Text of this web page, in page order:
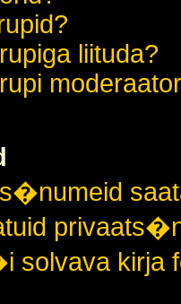
liituda?
kirja